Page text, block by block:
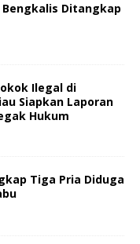
Bengkalis Ditangkap
Ilegal di
Siapkan Laporan
Hukum
Tiga Pria Diduga